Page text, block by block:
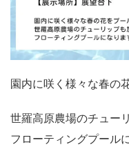
園内に咲く様々な春の
世羅高原農場のチュー
フローティングプール